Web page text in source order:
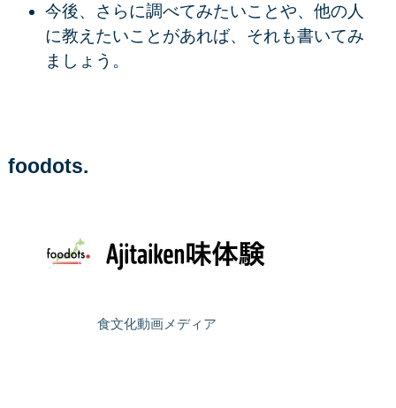
今後、さらに調べてみたいことや、他の人
に教えたいことがあれば、それも書いてみ
ましょう。
foodots.
食文化動画メディア